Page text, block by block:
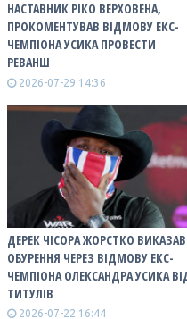
НАСТАВНИК РІКО ВЕРХОВЕНА,
ПРОКОМЕНТУВАВ ВІДМОВУ ЕКС-
ЧЕМПІОНА УСИКА ПРОВЕСТИ
РЕВАНШ
2026-07-29 14:36
ДЕРЕК ЧІСОРА ЖОРСТКО ВИКАЗАВ
ОБУРЕННЯ ЧЕРЕЗ ВІДМОВУ ЕКС-
ЧЕМПІОНА ОЛЕКСАНДРА УСИКА
ТИТУЛІВ
2026-07-22 16:44